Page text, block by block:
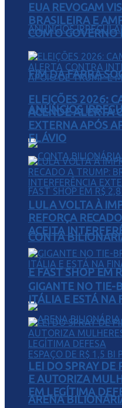
FIM DA FARRA
ANÚNCIOS
CONTA
E FAST SHOP EM
ARENA
EUA REVOGAM
BRASILEIRA E
COM O GOVERNO
ELEIÇÕES 2026:
ACENDE ALERTA
EXTERNA APÓS
FLÁVIO
LULA VOLTA À
REFORÇA
ACEITA
GIGANTE NO TIE-
ITÁLIA E ESTÁ
LEI DO SPRAY DE
E AUTORIZA
EM LEGÍTIMA